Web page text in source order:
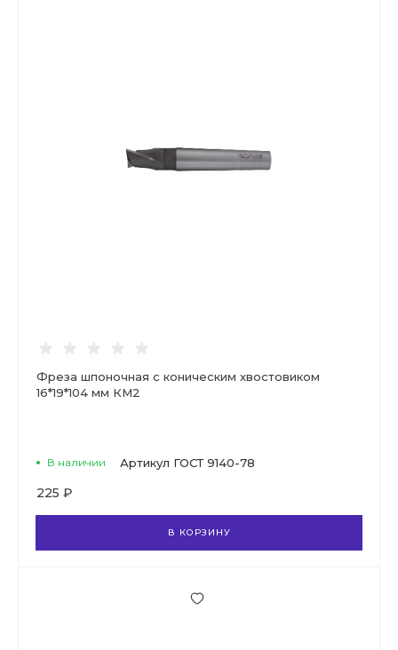
Фреза шпоночная с коническим хвостовиком
16*19*104 мм КМ2
В наличии Артикул ГОСТ 9140-78
225 ₽
В КОРЗИНУ